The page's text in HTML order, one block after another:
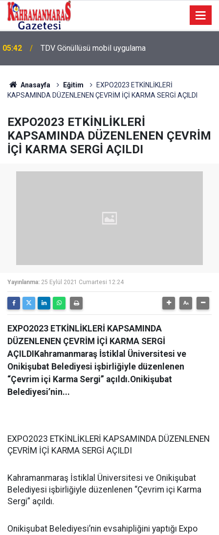
05:42 TDV Gönüllüsü mobil uygulama
Anasayfa Eğitim
EXPO2023 ETKİNLİKLERİ
KAPSAMINDA DÜZENLENEN ÇEVRİM İÇİ KARMA SERGİ AÇILDI
EXPO2023 ETKİNLİKLERİ
KAPSAMINDA DÜZENLENEN ÇEVRİM
İÇİ KARMA SERGİ AÇILDI
Yayınlanma: 25 Eylül 2021 Cumartesi 12:24
EXPO2023 ETKİNLİKLERİ KAPSAMINDA
DÜZENLENEN ÇEVRİM İÇİ KARMA SERGİ
AÇILDIKahramanmaraş İstiklal Üniversitesi ve
Onikişubat Belediyesi işbirliğiyle düzenlenen
“Çevrim içi Karma Sergi” açıldı.Onikişubat
Belediyesi’nin...
EXPO2023 ETKİNLİKLERİ KAPSAMINDA DÜZENLENEN
ÇEVRİM İÇİ KARMA SERGİ AÇILDI
Kahramanmaraş İstiklal Üniversitesi ve Onikişubat
Belediyesi işbirliğiyle düzenlenen “Çevrim içi Karma
Sergi” açıldı.
Onikişubat Belediyesi’nin evsahipliğini yaptığı Expo